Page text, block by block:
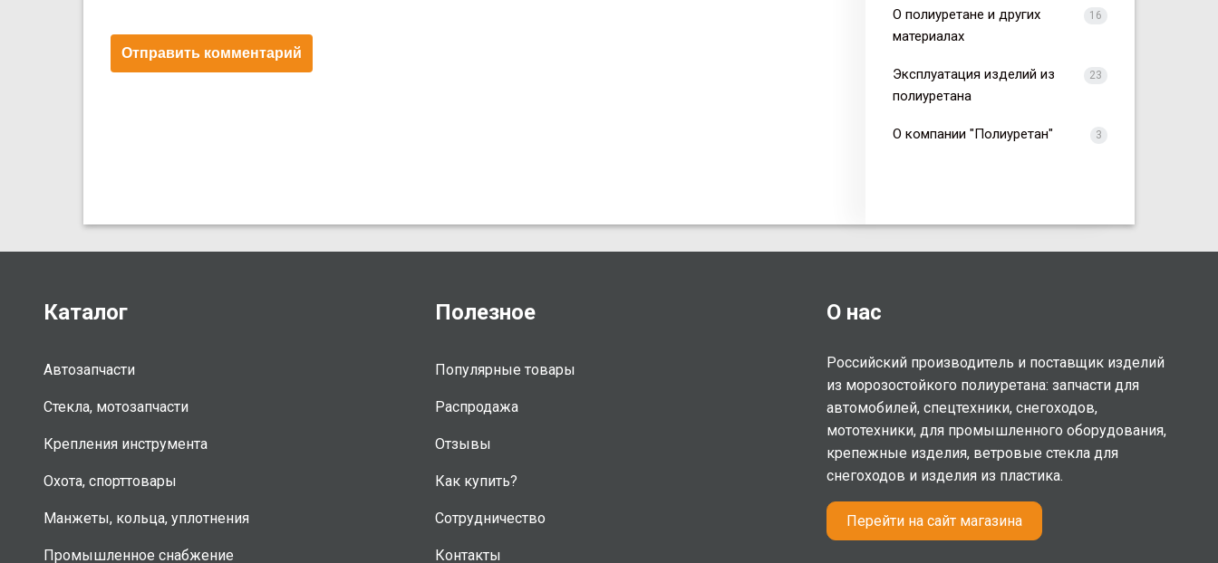
О полиуретане и других
материалах
16
Эксплуатация изделий из
полиуретана
23
О компании "Полиуретан" 3
Каталог
Автозапчасти
Стекла, мотозапчасти
Крепления инструмента
Охота, спорттовары
Манжеты, кольца, уплотнения
Промышленное снабжение
Полезное
Популярные товары
Распродажа
Отзывы
Как купить?
Сотрудничество
Контакты
О нас
Российский производитель и поставщик изделий
из морозостойкого полиуретана: запчасти для
автомобилей, спецтехники, снегоходов,
мототехники, для промышленного оборудования,
крепежные изделия, ветровые стекла для
снегоходов и изделия из пластика.
Перейти на сайт магазина